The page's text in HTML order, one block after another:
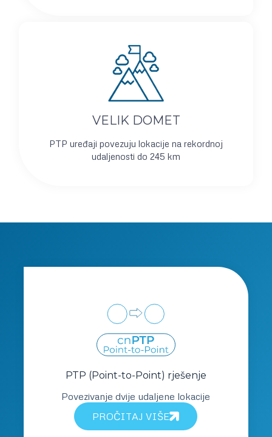
VELIK DOMET
PTP uređaji povezuju lokacije na rekordnoj
udaljenosti do 245 km
PTP (Point-to-Point) rješenje
Povezivanje dvije udaljene lokacije
PROČITAJ VIŠE